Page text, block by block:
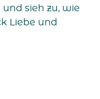
und sieh zu, wie
Liebe und